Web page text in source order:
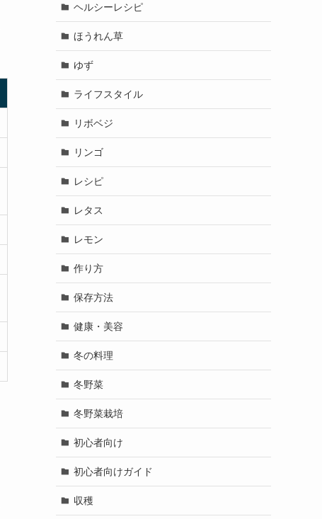
ヘルシーレシピ
ほうれん草
ゆず
ライフスタイル
リボベジ
リンゴ
レシピ
レタス
レモン
作り方
保存方法
健康・美容
冬の料理
冬野菜
冬野菜栽培
初心者向け
初心者向けガイド
収穫